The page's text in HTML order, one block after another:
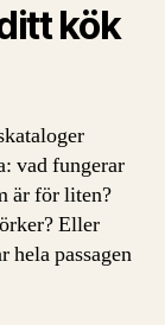
kök
vad fungerar
är för liten?
Eller
hela passagen